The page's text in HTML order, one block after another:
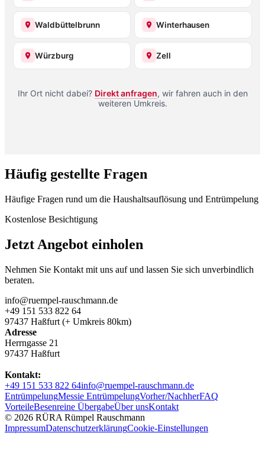
Waldbüttelbrunn Winterhausen
Würzburg Zell
Ihr Ort nicht dabei? Direkt anfragen, wir fahren auch in den
weiteren Umkreis.
Häufig gestellte Fragen
Häufige Fragen rund um die Haushaltsauflösung und Entrümpelung
Kostenlose Besichtigung
Jetzt Angebot einholen
Nehmen Sie Kontakt mit uns auf und lassen Sie sich unverbindlich
beraten.
info@ruempel-rauschmann.de
+49 151 533 822 64
97437 Haßfurt (+ Umkreis 80km)
Adresse
Herrngasse 21
97437 Haßfurt
Kontakt:
+49 151 533 822 64info@ruempel-rauschmann.de
EntrümpelungMessie EntrümpelungVorher/NachherFAQ
VorteileBesenreine ÜbergabeÜber unsKontakt
© 2026 RÜRA Rümpel Rauschmann
ImpressumDatenschutzerklärungCookie-Einstellungen